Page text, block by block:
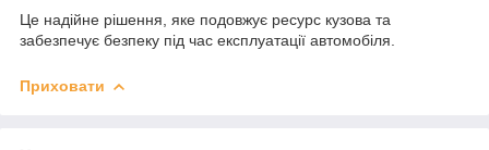
Це надійне рішення, яке подовжує ресурс кузова та
забезпечує безпеку під час експлуатації автомобіля.
Приховати